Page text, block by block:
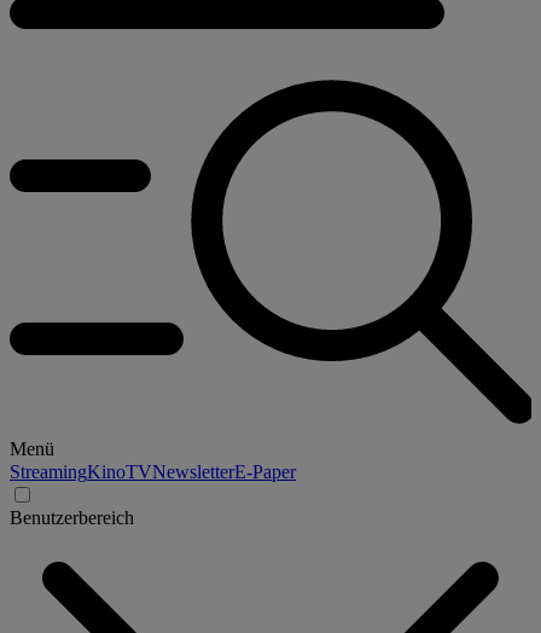
Menü
StreamingKinoTVNewsletterE-Paper
Benutzerbereich